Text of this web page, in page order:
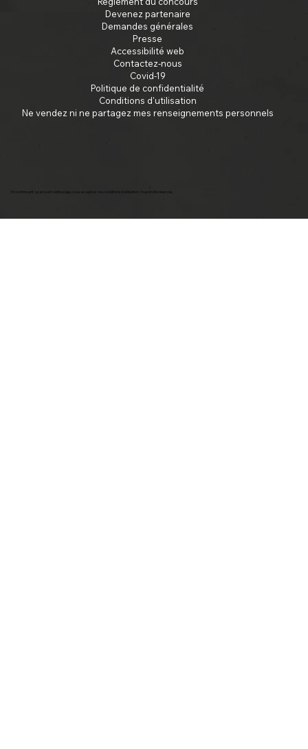
Devenez partenaire
Demandes générales
Presse
Accessibilité web
Contactez-nous
Covid-19
Politique de confidentialité
Conditions d'utilisation
Ne vendez ni ne partagez mes renseignements personnels
En continuant à parcourir cette page, vous acceptez nos conditions d'utilisation. Tous droits réservés.